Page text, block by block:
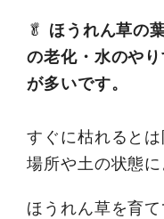
🥬 ほうれん草の
の老化・水のや
が多いです。
すぐに枯れると
場所や土の状態に
ほうれん草を育